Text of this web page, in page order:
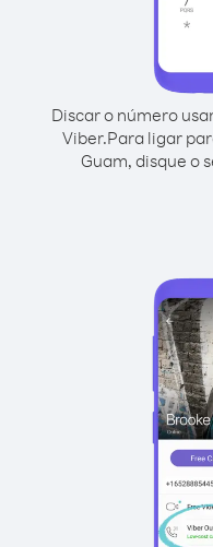
Discar o número
Viber.Para ligar
Guam, disque o